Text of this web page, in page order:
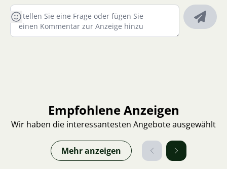
Ihnen ankommen.
Empfohlene Anzeigen
Wir haben die interessantesten Angebote ausgewählt
Mehr anzeigen